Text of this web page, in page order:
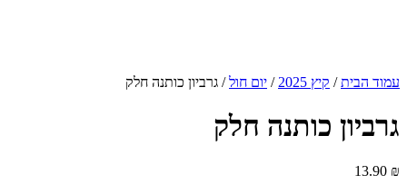
עמוד הבית/ קיץ 2025 / יום חול/ גרביון כותנה חלק
גרביון כותנה חלק
13.90 ₪